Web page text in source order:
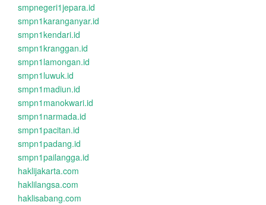
smpnegeri1jepara.id
smpn1karanganyar.id
smpn1kendari.id
smpn1kranggan.id
smpn1lamongan.id
smpn1luwuk.id
smpn1madiun.id
smpn1manokwari.id
smpn1narmada.id
smpn1pacitan.id
smpn1padang.id
smpn1pailangga.id
haklijakarta.com
haklilangsa.com
haklisabang.com